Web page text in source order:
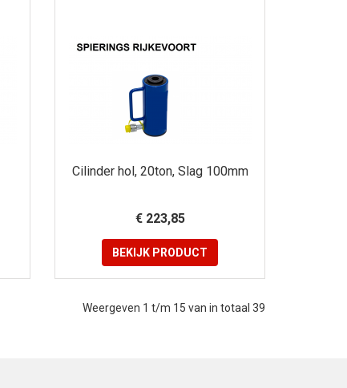
Cilinder hol, 20ton, Slag 100mm
€ 223,85
BEKIJK PRODUCT
Weergeven 1 t/m 15 van in totaal 39